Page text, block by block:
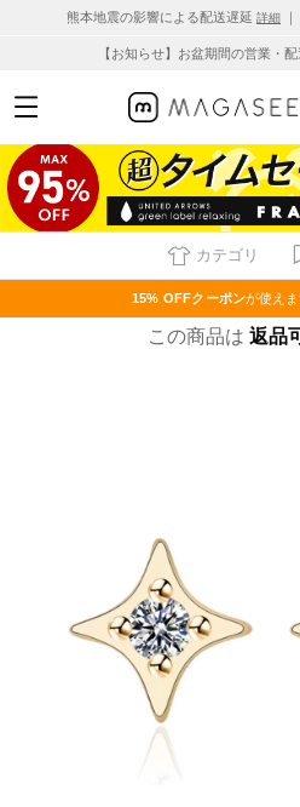
熊本地震の影響による配送遅延 詳細
【お知らせ】お盆期間の営業・
カテゴリ
15% OFFクーポンが使え
この商品は 返品